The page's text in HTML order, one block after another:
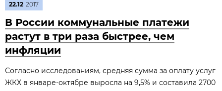
22.12 2017
В России коммунальные платежи
растут в три раза быстрее, чем
инфляции
Согласно исследованиям, средняя сумма за оплату услуг
ЖКХ в январе-октябре выросла на 9,5% и составила 2700